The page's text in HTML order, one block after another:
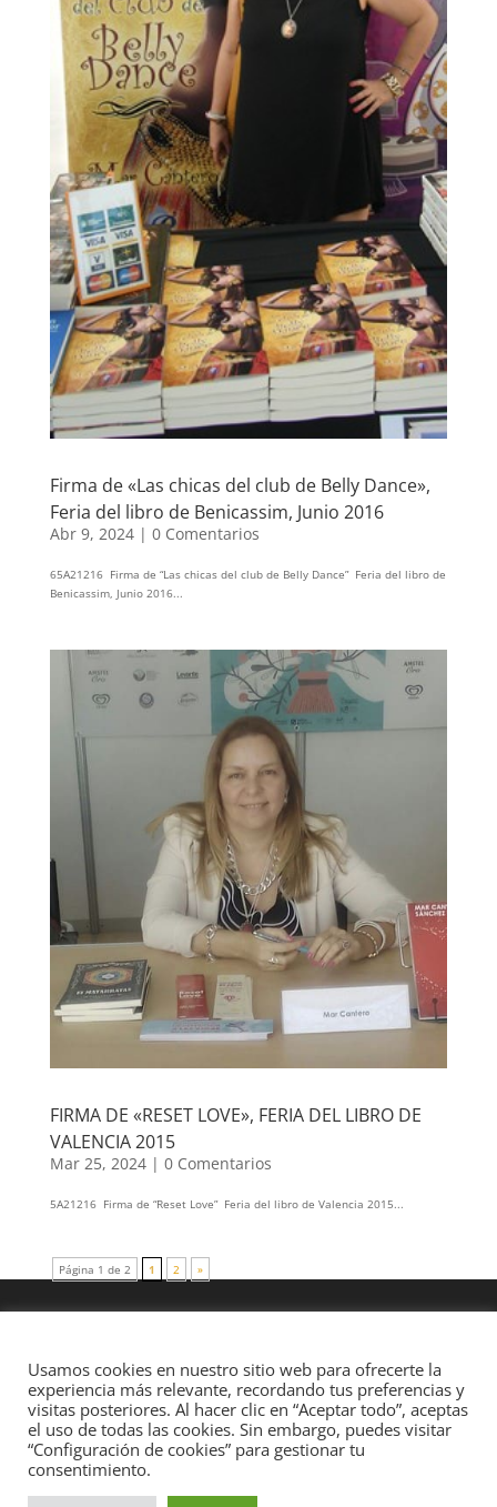
Firma de «Las chicas del club de Belly Dance»,
Feria del libro de Benicassim, Junio 2016
Abr 9, 2024| 0 Comentarios
65A21216 Firma de “Las chicas del club de Belly Dance” Feria del libro de
Benicassim, Junio 2016...
FIRMA DE «RESET LOVE», FERIA DEL LIBRO DE
VALENCIA 2015
Mar 25, 2024| 0 Comentarios
5A21216 Firma de “Reset Love” Feria del libro de Valencia 2015...
Página 1 de 2 1 2 »
Usamos cookies en nuestro sitio web para ofrecerte la
experiencia más relevante, recordando tus preferencias y
visitas posteriores. Al hacer clic en “Aceptar todo”, aceptas
el uso de todas las cookies. Sin embargo, puedes visitar
“Configuración de cookies” para gestionar tu
consentimiento.